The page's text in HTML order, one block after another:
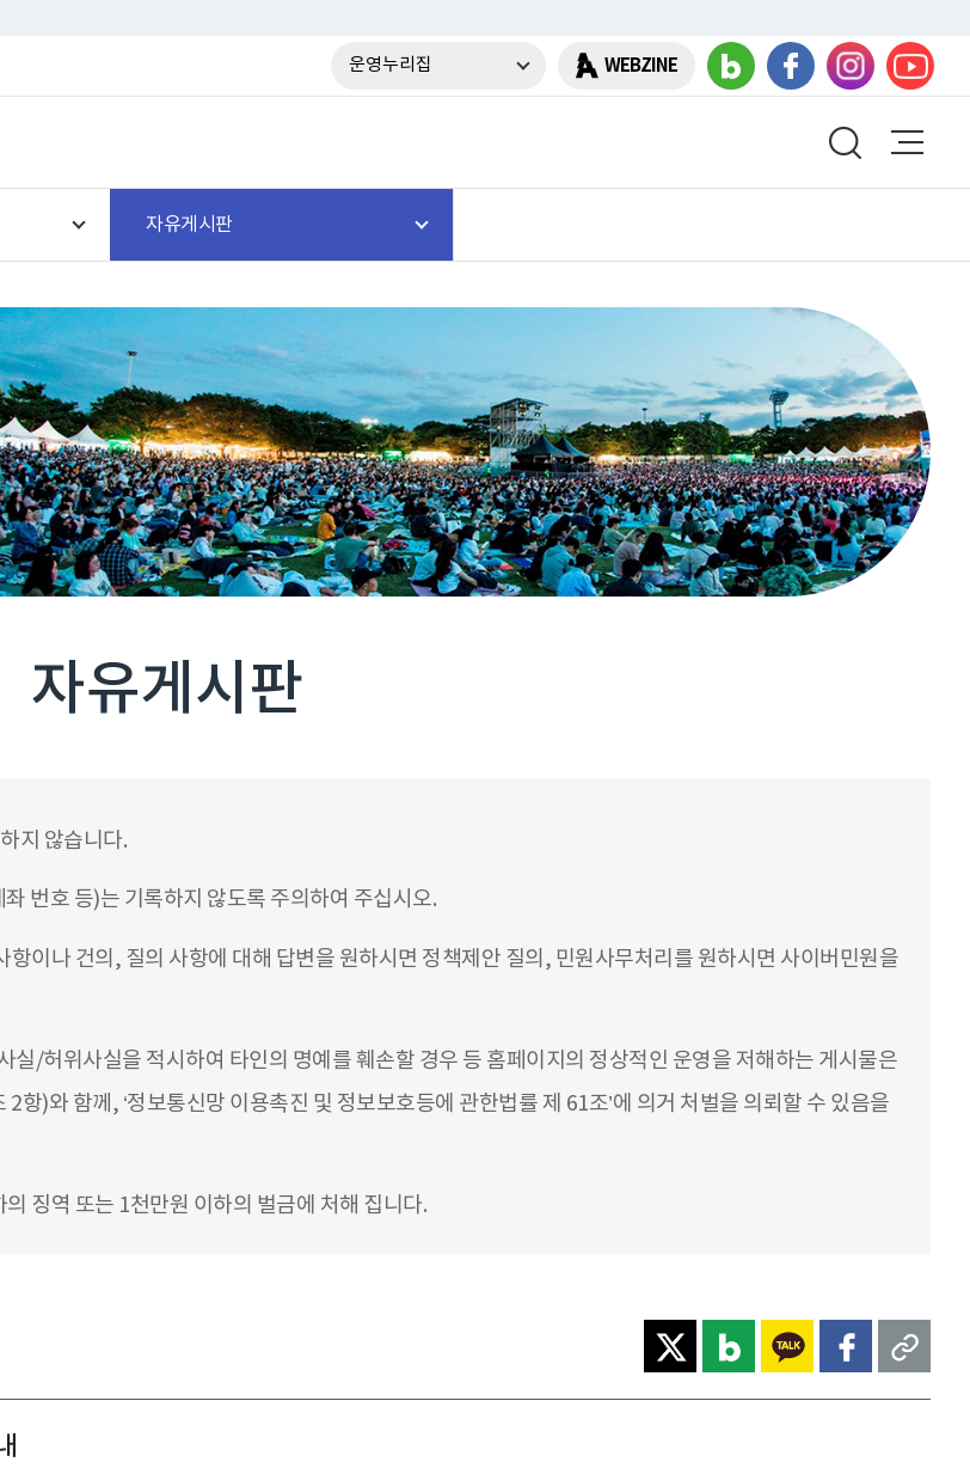
운영누리집 WEBZINE
자유게시판
자유게시판
지 않습니다.
번호 등)는 기록하지 않도록 주의하여 주십시오.
이나 건의, 질의 사항에 대해 답변을 원하시면 정책제안 질의, 민원사무처리를 원하시면 사이버민원을
/허위사실을 적시하여 타인의 명예를 훼손할 경우 등 홈페이지의 정상적인 운영을 저해하는 게시물은
)와 함께, ‘정보통신망 이용촉진 및 정보보호등에 관한법률 제 61조’에 의거 처벌을 의뢰할 수 있음을
징역 또는 1천만원 이하의 벌금에 처해 집니다.